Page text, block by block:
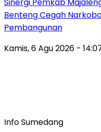
Sinergi Pemkab
Benteng Cegah
Pembangunan
Kamis, 6 Agu 2026 -
Info Sumedang